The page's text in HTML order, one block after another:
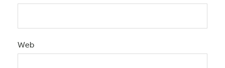
Web